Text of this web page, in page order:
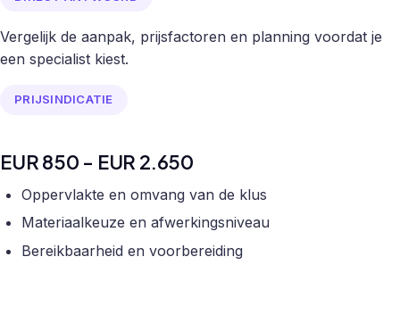
Vergelijk de aanpak, prijsfactoren en planning voordat je
een specialist kiest.
PRIJSINDICATIE
EUR 850 - EUR 2.650
Oppervlakte en omvang van de klus
Materiaalkeuze en afwerkingsniveau
Bereikbaarheid en voorbereiding